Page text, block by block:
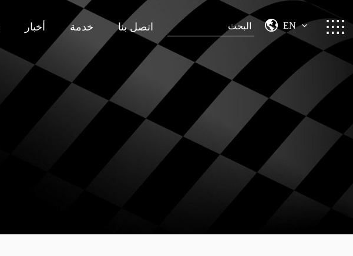
أخبار خدمة اتصل بنا EN